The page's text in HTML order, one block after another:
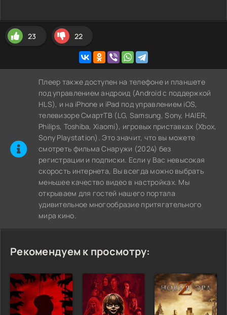
23 22
Плеер также доступен на телефоне и планшете
под управлением андроид (Android с поддержкой
HLS), и на iPhone и iPad под управлением iOS,
телевизоре СмартТВ (LG, Samsung, Sony, HAIER,
Philips, Toshiba, Xiaomi), игровых приставках (Xbox,
Sony Playstation). Это значит, что вы можете
cмотреть фильма Снаружи (2024) без
регистрации и подписки. Если у Вас невысокая
скорость интернета, Вы всегда можно выбрать
меньшее качество видео в настройках. Мы
открываем для гостей нашего портала
удивительное многообразие притягательного
мира кино.
Рекомендуем к просмотру: